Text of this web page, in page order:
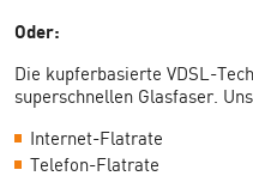
Oder:
Die kupferbasierte VDSL-
superschnellen Glasfaser.
Internet-Flatrate
Telefon-Flatrate